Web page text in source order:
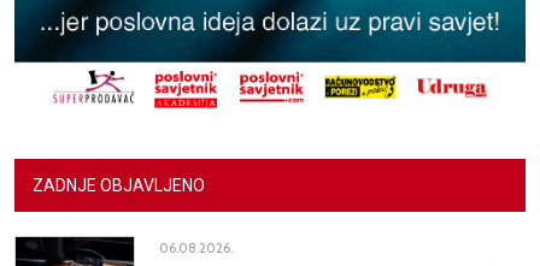
ZADNJE OBJAVLJENO
06.08.2026.